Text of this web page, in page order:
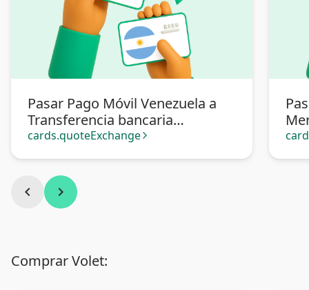
Pasar Pago Móvil Venezuela a
Transferencia bancaria
Argentina
cards.quoteExchange arrow_forward_ios
chevron_left chevron_right
Comprar Volet: